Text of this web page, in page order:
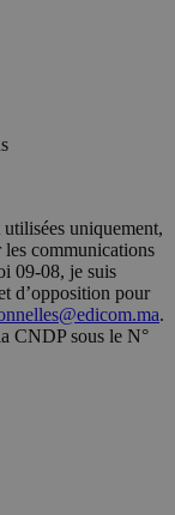
uniquement,
les communications
09-08, je suis
d’opposition pour
.
CNDP sous le N°